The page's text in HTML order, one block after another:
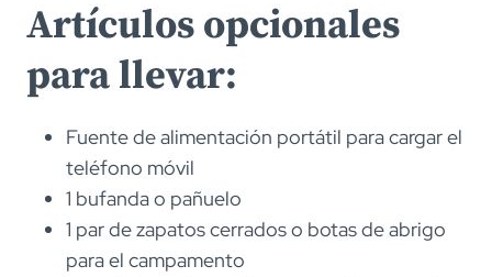
Artículos opcionales
para llevar:
Fuente de alimentación portátil para cargar el
teléfono móvil
1 bufanda o pañuelo
1 par de zapatos cerrados o botas de abrigo
para el campamento